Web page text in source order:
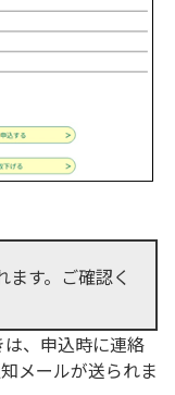
ます。ご確認く
、申込時に連絡
メールが送られま